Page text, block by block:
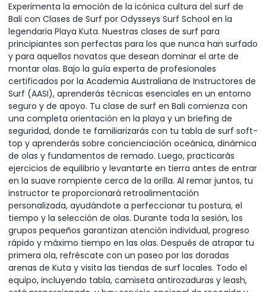
Experimenta la emoción de la icónica cultura del surf de
Bali con Clases de Surf por Odysseys Surf School en la
legendaria Playa Kuta. Nuestras clases de surf para
principiantes son perfectas para los que nunca han surfado
y para aquellos novatos que desean dominar el arte de
montar olas. Bajo la guía experta de profesionales
certificados por la Academia Australiana de Instructores de
Surf (AASI), aprenderás técnicas esenciales en un entorno
seguro y de apoyo. Tu clase de surf en Bali comienza con
una completa orientación en la playa y un briefing de
seguridad, donde te familiarizarás con tu tabla de surf soft-
top y aprenderás sobre concienciación oceánica, dinámica
de olas y fundamentos de remado. Luego, practicarás
ejercicios de equilibrio y levantarte en tierra antes de entrar
en la suave rompiente cerca de la orilla. Al remar juntos, tu
instructor te proporcionará retroalimentación
personalizada, ayudándote a perfeccionar tu postura, el
tiempo y la selección de olas. Durante toda la sesión, los
grupos pequeños garantizan atención individual, progreso
rápido y máximo tiempo en las olas. Después de atrapar tu
primera ola, refréscate con un paseo por las doradas
arenas de Kuta y visita las tiendas de surf locales. Todo el
equipo, incluyendo tabla, camiseta antirozaduras y leash,